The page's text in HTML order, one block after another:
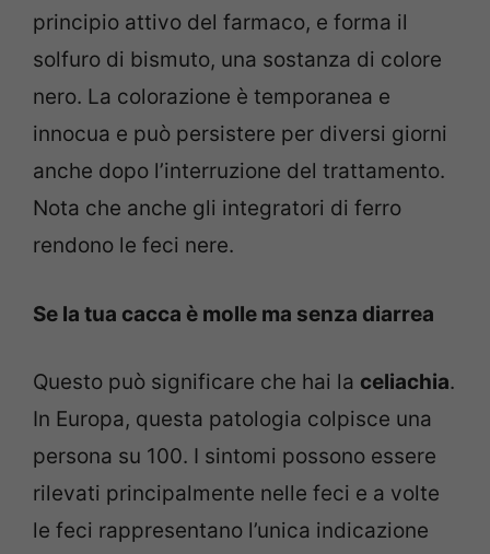
principio attivo del farmaco, e forma il
solfuro di bismuto, una sostanza di colore
nero. La colorazione è temporanea e
innocua e può persistere per diversi giorni
anche dopo l’interruzione del trattamento.
Nota che anche gli integratori di ferro
rendono le feci nere.
Se la tua cacca è molle ma senza diarrea
Questo può significare che hai la celiachia.
In Europa, questa patologia colpisce una
persona su 100. I sintomi possono essere
rilevati principalmente nelle feci e a volte
le feci rappresentano l’unica indicazione